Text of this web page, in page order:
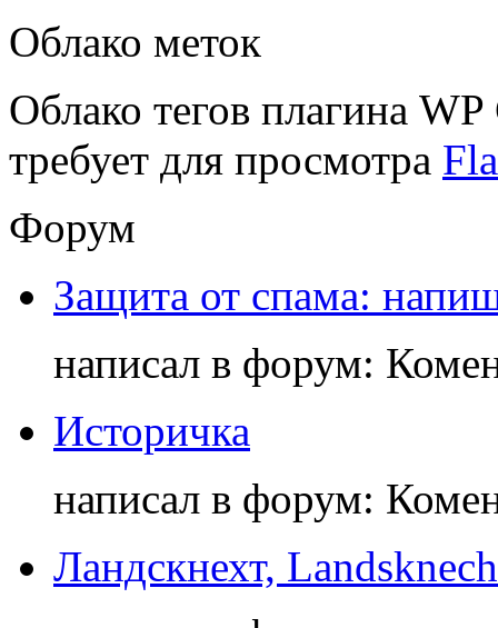
Облако меток
Облако тегов плагина
требует для просмотра
Форум
Защита от спама:
написал в форум:
Историчка
написал в форум:
Ландскнехт,